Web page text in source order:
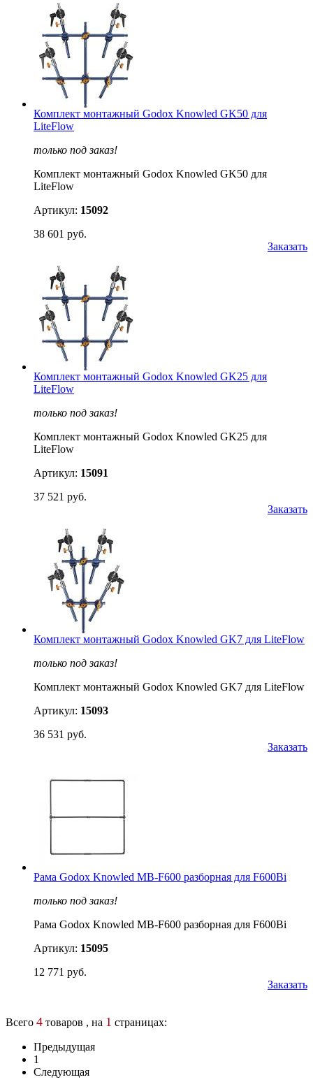
Комплект монтажный Godox Knowled GK50 для
LiteFlow
только под заказ!
Комплект монтажный Godox Knowled GK50 для
LiteFlow
Артикул: 15092
38 601 руб.
Заказать
Комплект монтажный Godox Knowled GK25 для
LiteFlow
только под заказ!
Комплект монтажный Godox Knowled GK25 для
LiteFlow
Артикул: 15091
37 521 руб.
Заказать
Комплект монтажный Godox Knowled GK7 для LiteFlow
только под заказ!
Комплект монтажный Godox Knowled GK7 для LiteFlow
Артикул: 15093
36 531 руб.
Заказать
Рама Godox Knowled MB-F600 разборная для F600Bi
только под заказ!
Рама Godox Knowled MB-F600 разборная для F600Bi
Артикул: 15095
12 771 руб.
Заказать
Всего 4 товаров , на 1 страницах:
Предыдущая
1
Следующая